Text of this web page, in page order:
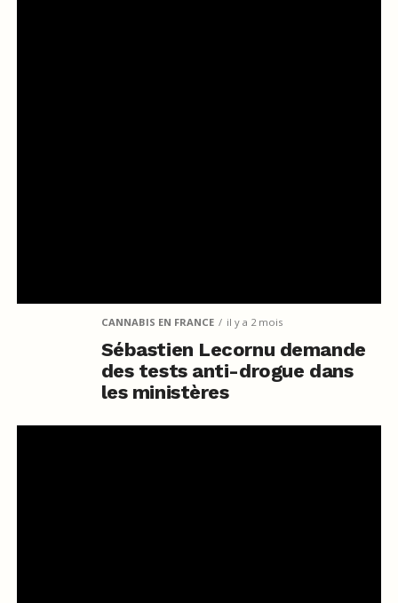
CANNABIS EN FRANCE il y a 2 mois
Sébastien Lecornu demande
des tests anti-drogue dans
les ministères